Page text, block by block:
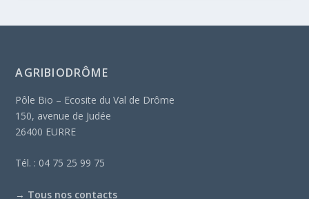
AGRIBIODRÔME
Pôle Bio – Ecosite du Val de Drôme
150, avenue de Judée
26400 EURRE
Tél. : 04 75 25 99 75
→ Tous nos contacts